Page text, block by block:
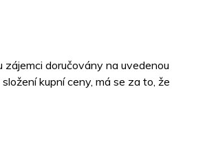
doručovány na uvedenou
kupní ceny, má se za to, že